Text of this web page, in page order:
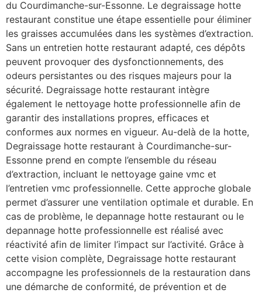
du Courdimanche-sur-Essonne. Le degraissage hotte
restaurant constitue une étape essentielle pour éliminer
les graisses accumulées dans les systèmes d’extraction.
Sans un entretien hotte restaurant adapté, ces dépôts
peuvent provoquer des dysfonctionnements, des
odeurs persistantes ou des risques majeurs pour la
sécurité. Degraissage hotte restaurant intègre
également le nettoyage hotte professionnelle afin de
garantir des installations propres, efficaces et
conformes aux normes en vigueur. Au-delà de la hotte,
Degraissage hotte restaurant à Courdimanche-sur-
Essonne prend en compte l’ensemble du réseau
d’extraction, incluant le nettoyage gaine vmc et
l’entretien vmc professionnelle. Cette approche globale
permet d’assurer une ventilation optimale et durable. En
cas de problème, le depannage hotte restaurant ou le
depannage hotte professionnelle est réalisé avec
réactivité afin de limiter l’impact sur l’activité. Grâce à
cette vision complète, Degraissage hotte restaurant
accompagne les professionnels de la restauration dans
une démarche de conformité, de prévention et de